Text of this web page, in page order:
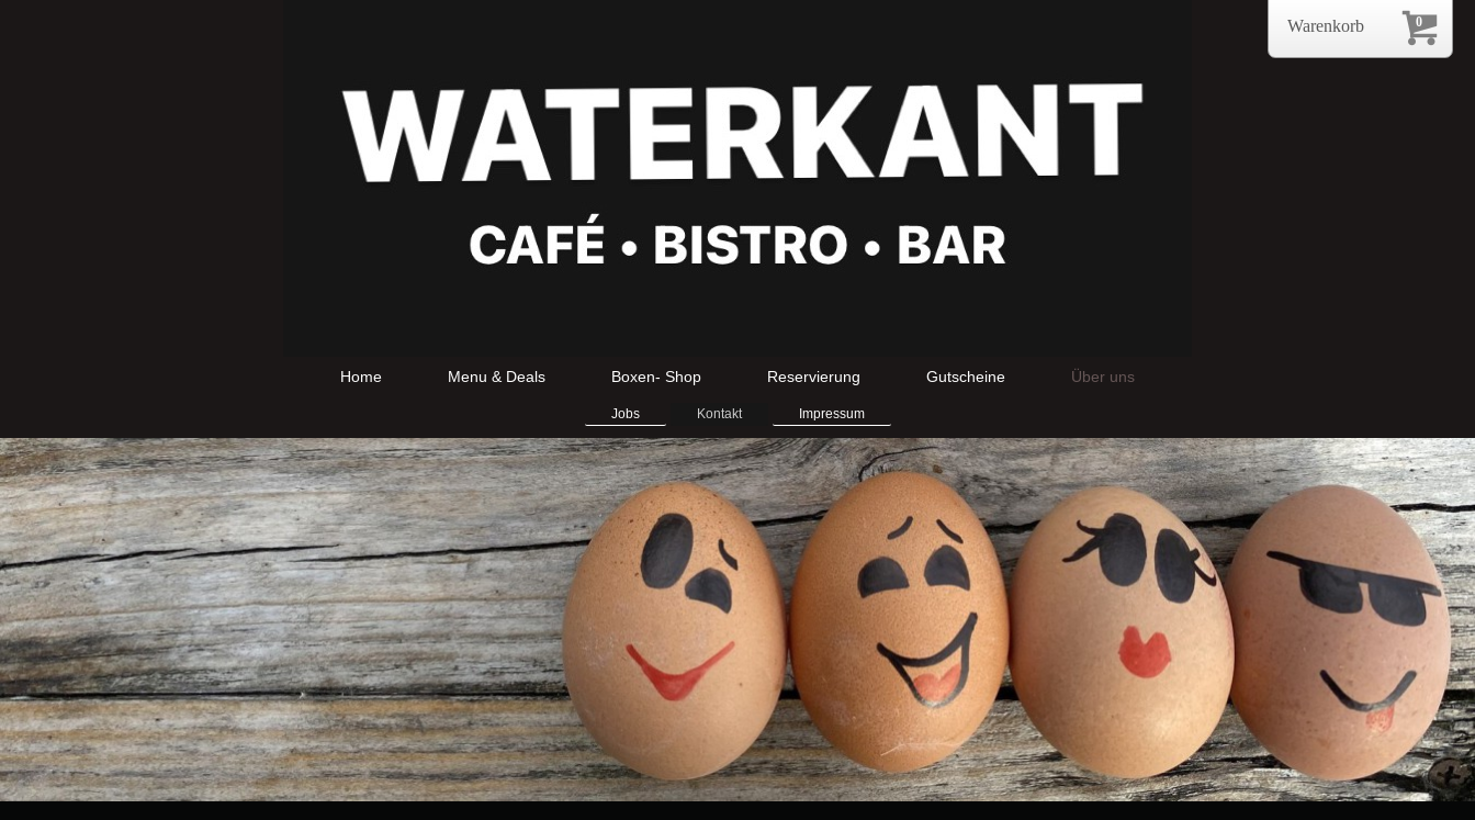
Home Menu & Deals Boxen- Shop Reservierung Gutscheine Über uns
Jobs Kontakt Impressum
0
Warenkorb